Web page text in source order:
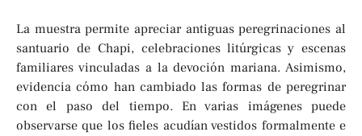
La muestra permite apreciar antiguas peregrinaciones al
santuario de Chapi, celebraciones litúrgicas y escenas
familiares vinculadas a la devoción mariana. Asimismo,
evidencia cómo han cambiado las formas de peregrinar
con el paso del tiempo. En varias imágenes puede
observarse que los fieles acudían vestidos formalmente e